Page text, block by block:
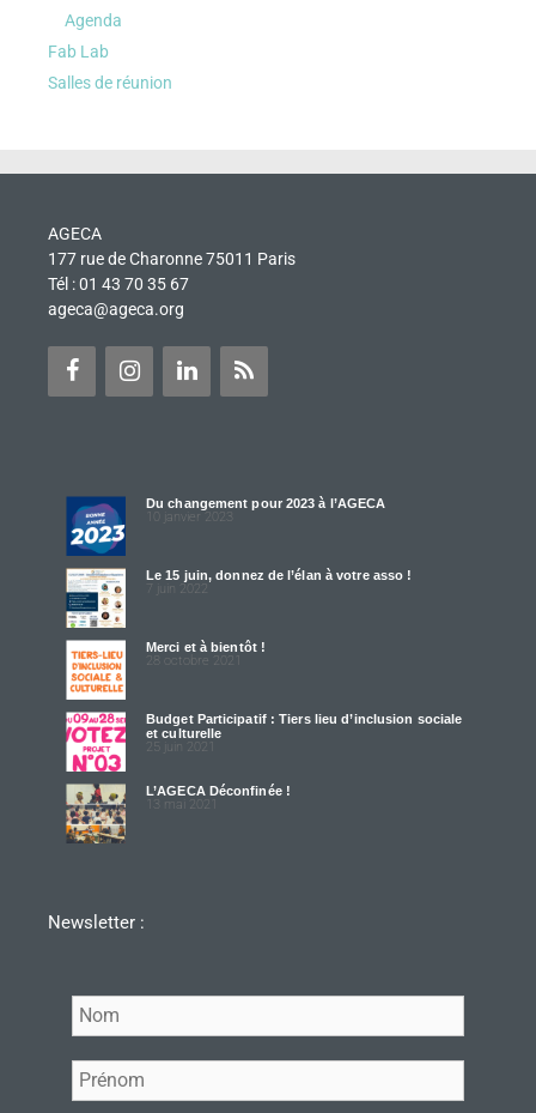
Agenda
Fab Lab
Salles de réunion
AGECA
177 rue de Charonne 75011 Paris
Tél : 01 43 70 35 67
ageca@ageca.org
Du changement pour 2023 à l’AGECA
10 janvier 2023
Le 15 juin, donnez de l’élan à votre asso !
7 juin 2022
Merci et à bientôt !
28 octobre 2021
Budget Participatif : Tiers lieu d’inclusion sociale
et culturelle
25 juin 2021
L’AGECA Déconfinée !
13 mai 2021
Newsletter :